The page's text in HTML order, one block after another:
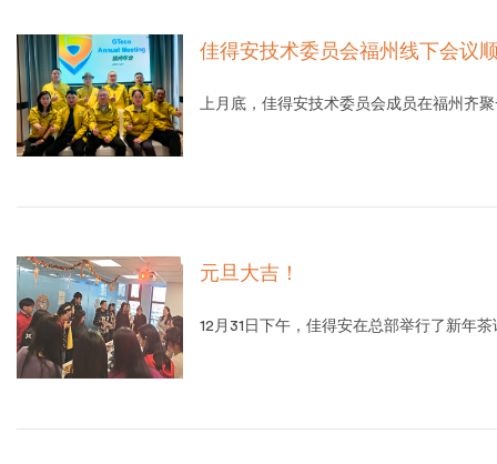
佳得安技术委员会福州线下会议
上月底，佳得安技术委员会成员在福州齐
元旦大吉！
12月31日下午，佳得安在总部举行了新年